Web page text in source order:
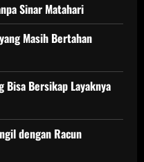
Sinar Matahari
Masih Bertahan
Bisa Bersikap Layaknya
dengan Racun